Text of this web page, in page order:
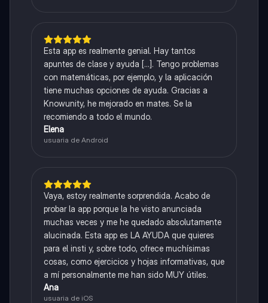
Esta app es realmente genial. Hay tantos
apuntes de clase y ayuda [...]. Tengo problemas
con matemáticas, por ejemplo, y la aplicación
tiene muchas opciones de ayuda. Gracias a
Knowunity, he mejorado en mates. Se la
recomiendo a todo el mundo.
Elena
usuaria de Android
Vaya, estoy realmente sorprendida. Acabo de
probar la app porque la he visto anunciada
muchas veces y me he quedado absolutamente
alucinada. Esta app es LA AYUDA que quieres
para el insti y, sobre todo, ofrece muchísimas
cosas, como ejercicios y hojas informativas, que
a mí personalmente me han sido MUY útiles.
Ana
usuaria de iOS